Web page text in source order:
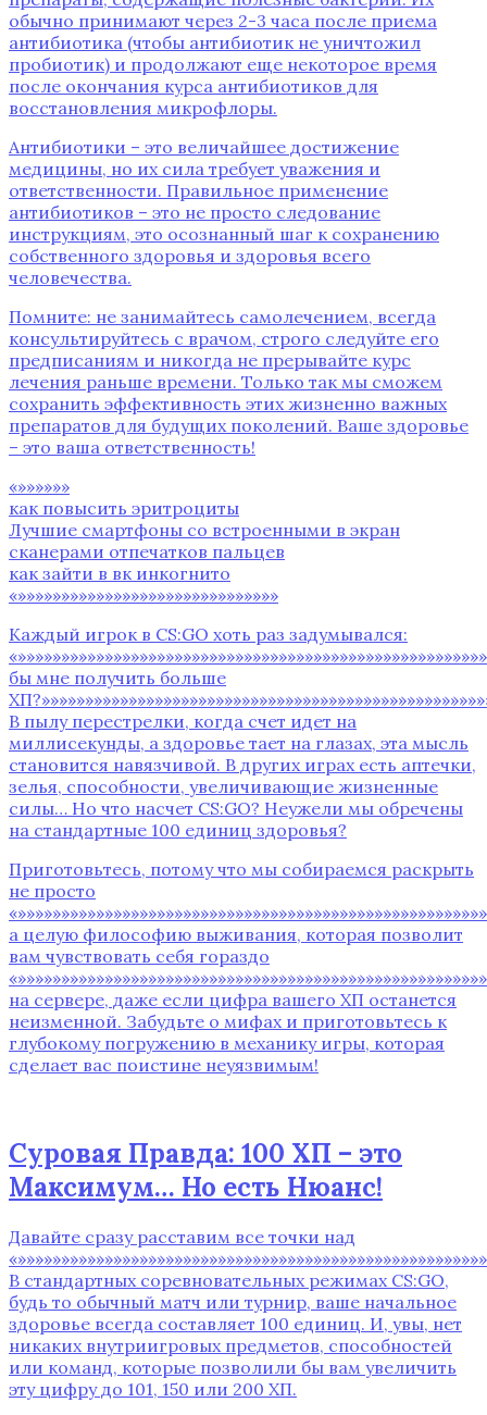
обычно принимают через 2-3 часа после приема
антибиотика (чтобы антибиотик не уничтожил
пробиотик) и продолжают еще некоторое время
после окончания курса антибиотиков для
восстановления микрофлоры.
Антибиотики – это величайшее достижение
медицины‚ но их сила требует уважения и
ответственности. Правильное применение
антибиотиков – это не просто следование
инструкциям‚ это осознанный шаг к сохранению
собственного здоровья и здоровья всего
человечества.
Помните: не занимайтесь самолечением‚ всегда
консультируйтесь с врачом‚ строго следуйте его
предписаниям и никогда не прерывайте курс
лечения раньше времени. Только так мы сможем
сохранить эффективность этих жизненно важных
препаратов для будущих поколений. Ваше здоровье
– это ваша ответственность!
«»»»»»»
как повысить эритроциты
Лучшие смартфоны со встроенными в экран
сканерами отпечатков пальцев
как зайти в вк инкогнито
«»»»»»»»»»»»»»»»»»»»»»»»»»»»»»»
Каждый игрок в CS:GO хоть раз задумывался:
бы мне получить больше
В пылу перестрелки, когда счет идет на
миллисекунды, а здоровье тает на глазах, эта мысль
становится навязчивой. В других играх есть аптечки,
зелья, способности, увеличивающие жизненные
силы… Но что насчет CS:GO? Неужели мы обречены
на стандартные 100 единиц здоровья?
Приготовьтесь, потому что мы собираемся раскрыть
не просто
а целую философию выживания, которая позволит
вам чувствовать себя гораздо
на сервере, даже если цифра вашего ХП останется
неизменной. Забудьте о мифах и приготовьтесь к
глубокому погружению в механику игры, которая
сделает вас поистине неуязвимым!
Суровая Правда: 100 ХП – это
Максимум… Но есть Нюанс!
Давайте сразу расставим все точки над
В стандартных соревновательных режимах CS:GO,
будь то обычный матч или турнир, ваше начальное
здоровье всегда составляет 100 единиц. И, увы, нет
никаких внутриигровых предметов, способностей
или команд, которые позволили бы вам увеличить
эту цифру до 101, 150 или 200 ХП.